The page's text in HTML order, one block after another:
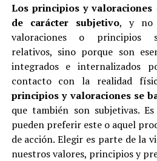
Los principios y
de carácter subjetivo, y no
valoraciones o principios
relativos, sino porque son
integrados e internalizados
contacto con la realidad
principios y valoraciones se
que también son subjetivas.
pueden preferir este o aquel
de acción. Elegir es parte de la
nuestros valores, principios y